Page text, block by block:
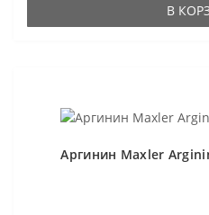
В
Аргинин Maxler